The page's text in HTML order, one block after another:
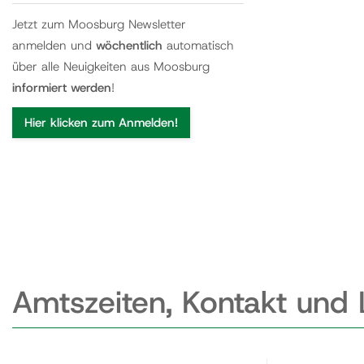
Jetzt zum Moosburg Newsletter
anmelden und wöchentlich automatisch
über alle Neuigkeiten aus Moosburg
informiert werden!
Hier klicken zum Anmelden!
Amtszeiten, Kontakt und